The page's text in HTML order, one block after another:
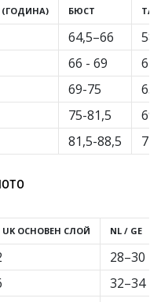
(ГОДИНА) БЮСТ
64,5–66
66 - 69
69-75
75-81,5
81,5-88,5
UK ОСНОВЕН СЛОЙ NL / GE
28–30
32–34